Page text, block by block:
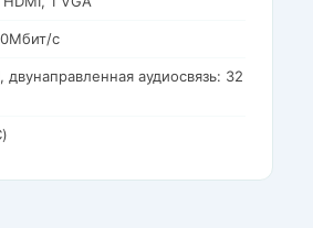
с
двунаправленная аудиосвязь: 32